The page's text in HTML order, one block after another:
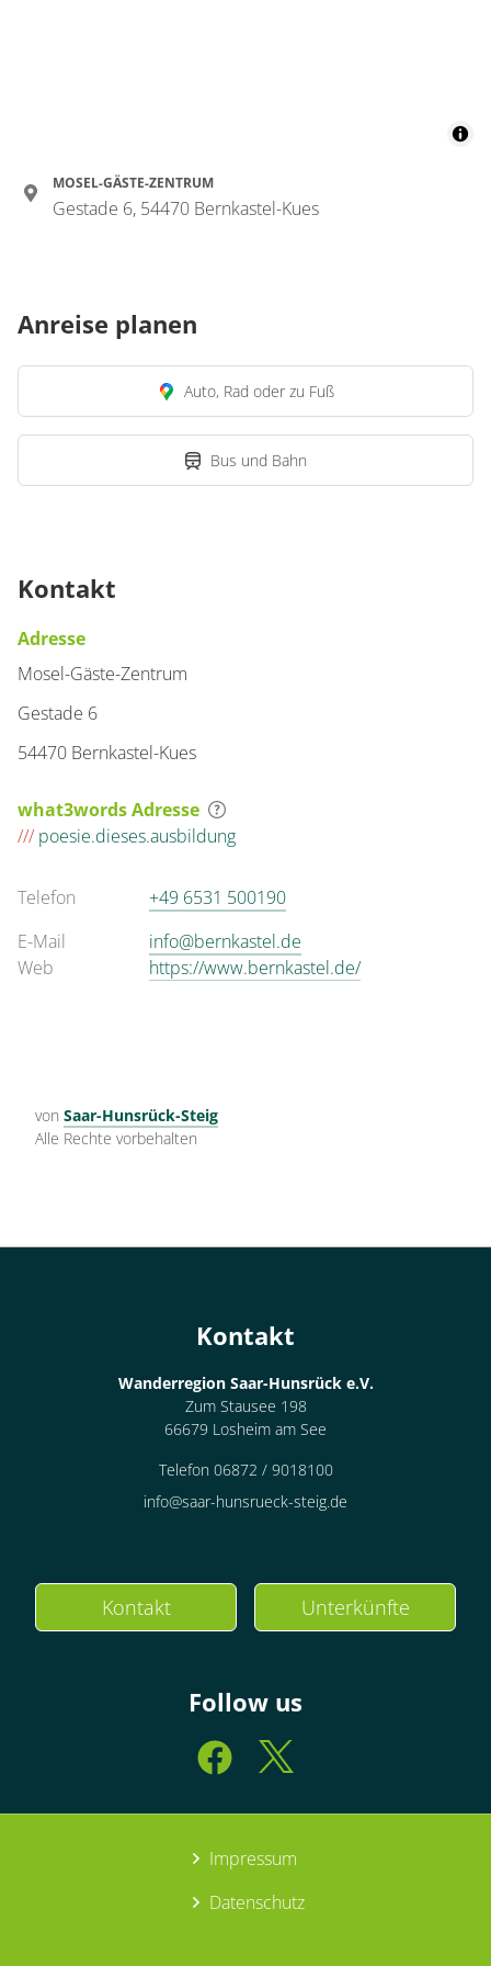
MOSEL-GÄSTE-ZENTRUM
Gestade 6, 54470 Bernkastel-Kues
Anreise planen
Auto, Rad oder zu Fuß
Bus und Bahn
Kontakt
Adresse
Mosel-Gäste-Zentrum
Gestade 6
54470 Bernkastel-Kues
what3words Adresse
/// poesie.dieses.ausbildung
Telefon
+49 6531 500190
E-Mail
info@bernkastel.de
Web
https://www.bernkastel.de/
von Saar-Hunsrück-Steig
Alle Rechte vorbehalten
Kontakt
Wanderregion Saar-Hunsrück e.V.
Zum Stausee 198
66679 Losheim am See
Telefon 06872 / 9018100
info@saar-hunsrueck-steig.de
Kontakt Unterkünfte
Follow us
Impressum
Datenschutz